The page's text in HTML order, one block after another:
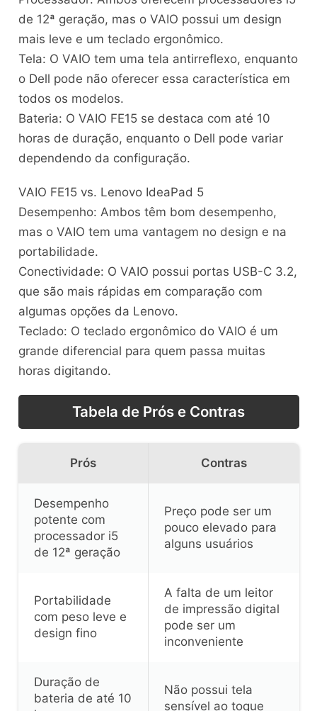
de 12ª geração, mas o VAIO possui um design
mais leve e um teclado ergonômico.
Tela: O VAIO tem uma tela antirreflexo, enquanto
o Dell pode não oferecer essa característica em
todos os modelos.
Bateria: O VAIO FE15 se destaca com até 10
horas de duração, enquanto o Dell pode variar
dependendo da configuração.
VAIO FE15 vs. Lenovo IdeaPad 5
Desempenho: Ambos têm bom desempenho,
mas o VAIO tem uma vantagem no design e na
portabilidade.
Conectividade: O VAIO possui portas USB-C 3.2,
que são mais rápidas em comparação com
algumas opções da Lenovo.
Teclado: O teclado ergonômico do VAIO é um
grande diferencial para quem passa muitas
horas digitando.
Tabela de Prós e Contras
Prós Contras
Desempenho
potente com
processador i5
de 12ª geração
Preço pode ser um
pouco elevado para
alguns usuários
Portabilidade
com peso leve e
design fino
A falta de um leitor
de impressão digital
pode ser um
inconveniente
Duração de
bateria de até 10
Não possui tela
sensível ao toque